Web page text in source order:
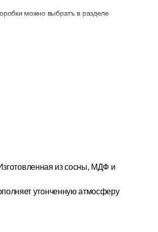
можно выбратъ в разделе
из сосны, МДФ и
утонченную атмосферу